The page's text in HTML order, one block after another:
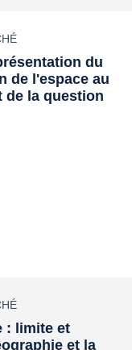
du
de l'espace au
de la question
: limite et
et la